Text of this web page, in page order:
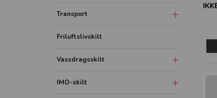
Piktogram skilt
Opplysningsskilt
Fareskilt
Transport
ADR / farlig gods
Container
Friluftslivskilt
Vassdragsskilt
Vassdrag målestav
IMO-skilt